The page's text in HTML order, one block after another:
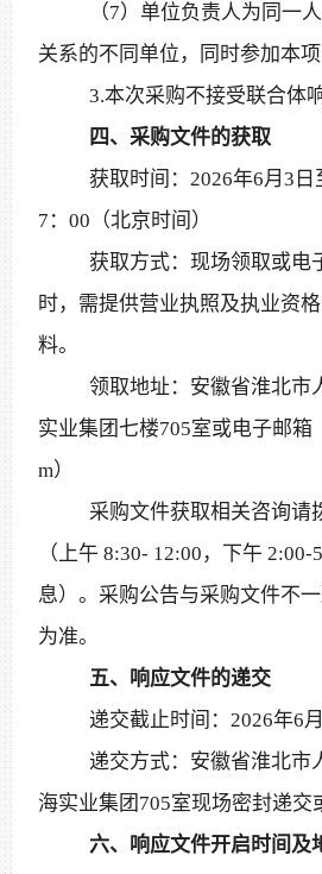
（7）单位负责人为同一
关系的不同单位，同时参加本
3.本次采购不接受联合体
四、采购文件的获取
获取时间 ：2026年6月3日
7：00（北京时间）
获取方式：现场领取或电
时，需提供营业执照及执业资
料。
领取地址：安徽省淮北市
实业集团七楼705室或电子邮箱
m）
采购文件获取相关咨询请
（上午 8:30- 12:00，下午
息）。采购公告与采购文件不
为准。
五、响应文件的递交
递交截止时间：2026年6
递交方式：安徽省淮北市
海实业集团705室现场密封递交
六、响应文件开启时间及